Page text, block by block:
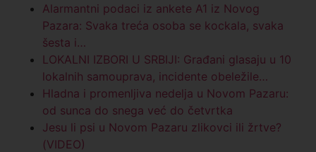
Alarmantni podaci iz ankete A1 iz Novog
Pazara: Svaka treća osoba se kockala, svaka
šesta i…
LOKALNI IZBORI U SRBIJI: Građani glasaju u 10
lokalnih samouprava, incidente obeležile…
Hladna i promenljiva nedelja u Novom Pazaru:
od sunca do snega već do četvrtka
Jesu li psi u Novom Pazaru zlikovci ili žrtve?
(VIDEO)